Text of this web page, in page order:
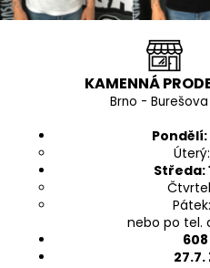
O
KAMENNÁ
Brno - Burešova
Pondělí:
Úterý:
Středa:
nebo po tel.
608
27.7.
t